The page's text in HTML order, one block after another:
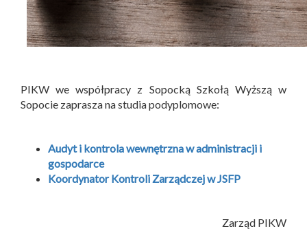
PIKW we współpracy z Sopocką Szkołą Wyższą w
Sopocie zaprasza na studia podyplomowe:
Audyt i kontrola wewnętrzna w administracji i
gospodarce
Koordynator Kontroli Zarządczej w JSFP
Zarząd PIKW